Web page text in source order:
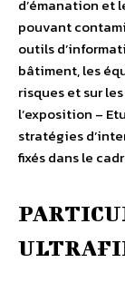
d’émanation et
pouvant
outils
bâtiment, les
risques et sur
l’exposition –
stratégies
fixés dans le